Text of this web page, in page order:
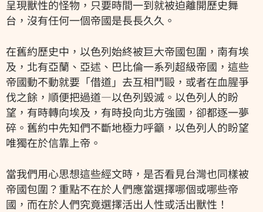
呈現獸性的怪物，只要時間一到就被迫離開歷史舞
台，沒有任何一個帝國是長長久久。
在舊約歷史中，以色列始終被巨大帝國包圍，南有埃
及，北有亞蘭、亞述、巴比倫一系列超級帝國，這些
帝國動不動就要「借道」去互相鬥毆，或者在血腥爭
伐之餘，順便把過道—以色列毀滅。以色列人的盼
望，有時轉向埃及，有時投向北方強國，卻都逐一夢
碎。舊約中先知們不斷地極力呼籲，以色列人的盼望
唯獨在於信靠上帝。
當我們用心思想這些經文時，是否看見台灣也同樣被
帝國包圍？重點不在於人們應當選擇哪個或哪些帝
國，而在於人們究竟選擇活出人性或活出獸性！